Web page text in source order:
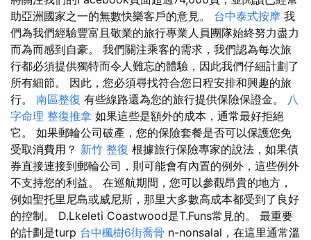
助亞洲國家之一的無數快樂客戶的意見。 台中泰式按摩 我
們為我們經驗豐富且敬業的旅行專業人員團隊始終努力盡力
而為而感到自豪。 我們關注乘客的需求，我們認為每次旅
行都必須提供獨特而令人難忘的體驗，因此我們仔細計劃了
所有細節。 因此，您必須尋找符合您日程安排和興趣的旅
行。 南區整復 有些線路還為您的旅行提供保險保證金。 八
字命理 整復推拿 如果這些是額外的成本，通常最好拒絕
它。 如果郵輪公司破產，您的保險套餐是否可以保護您免
受取消費用？ 新竹 整復 根據旅行保險專家的說法，如果債
券直接連接到郵輪公司，則可能會有內置的例外，這些例外
不支持您的利益。 在巡航期間，您可以參觀昂貴的地方，
例如聖托里尼島或威尼斯，那里大多數高成本都受到了良好
的控制。 D.Lkeleti Coastwood是T.Funs常見的。 最重要
的計劃是turp 台中楓樹6街喬骨 n-nonsalal，在這里通常溫